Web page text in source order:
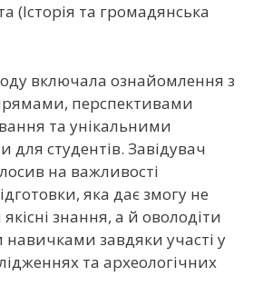
(Історія та громадянська
включала ознайомлення з
перспективами
та унікальними
студентів. Завідувач
на важливості
яка дає змогу не
знання, а й оволодіти
завдяки участі у
та археологічних